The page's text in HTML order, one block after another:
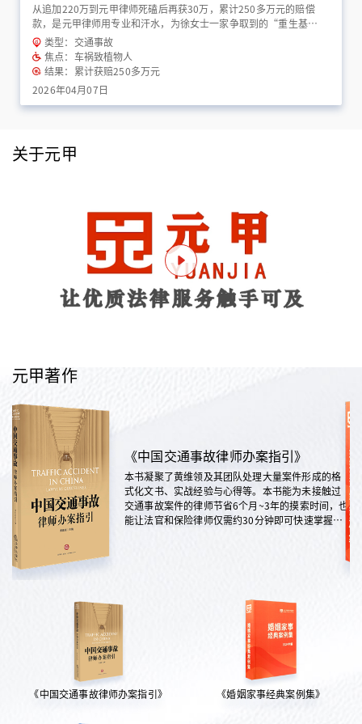
从追加220万到元甲律师死磕后再获30万，累计250多万元的赔偿
款，是元甲律师用专业和汗水，为徐女士一家争取到的“重生基
金”！
类型：交通事故
焦点：车祸致植物人
结果：累计获赔250多万元
2026年04月07日
关于元甲
元甲著作
《中国交通事故律师办案指引》
本书凝聚了黄维领及其团队处理大量案件形成的格
式化文书、实战经验与心得等。本书能为未接触过
交通事故案件的律师节省6个月~3年的摸索时间，也
能让法官和保险律师仅需约30分钟即可快速掌握案
《中国交通事故律师办案指引》 《婚姻家事经典案例集》